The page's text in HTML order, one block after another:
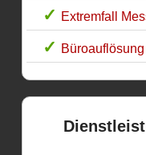
Extremfall
Büroauflösung